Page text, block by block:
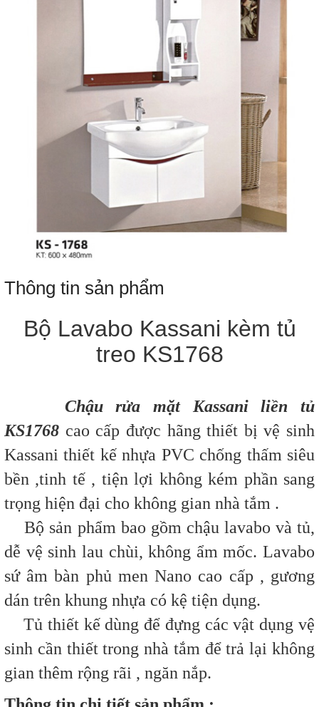
Thông tin sản phẩm
Bộ Lavabo Kassani kèm tủ
treo KS1768
Chậu rửa mặt Kassani liền tủ
KS1768 cao cấp được hãng thiết bị vệ sinh
Kassani thiết kếnhựa PVC chống thấm siêu
bền ,tinh tế , tiện lợi không kém phần sang
trọng hiện đại cho không gian nhà tắm .
Bộ sản phẩm bao gồm chậu lavabo và tủ,
dễ vệ sinh lau chùi, không ẩm mốc. Lavabo
sứ âm bàn phủ men Nano cao cấp , gương
dán trên khung nhựa có kệ tiện dụng.
Tủ thiết kế dùng để đựng các vật dụng vệ
sinh cần thiết trong nhà tắm để trả lại không
gian thêm rộng rãi , ngăn nắp.